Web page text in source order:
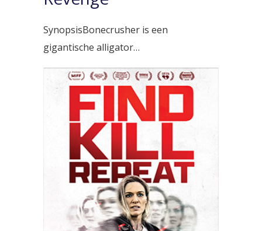
SynopsisBonecrusher is een
gigantische alligator…